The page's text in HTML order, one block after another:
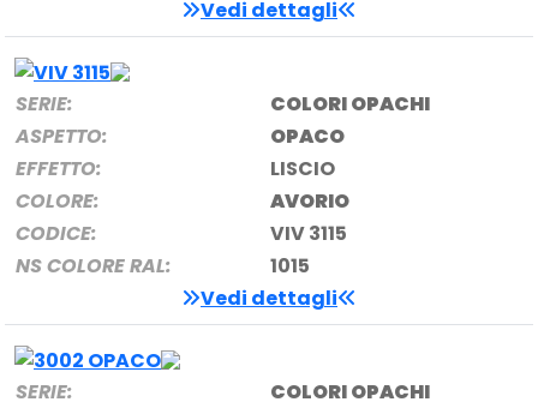
Vedi dettagli
SERIE:
COLORI OPACHI
ASPETTO:
OPACO
EFFETTO:
LISCIO
COLORE:
AVORIO
CODICE:
VIV 3115
NS COLORE RAL:
1015
Vedi dettagli
SERIE:
COLORI OPACHI